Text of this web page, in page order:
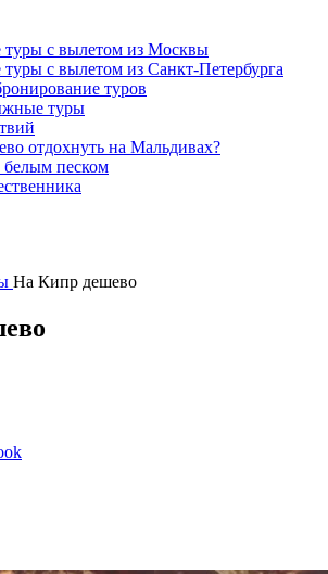
туры с вылетом из Москвы
с вылетом из Санкт-Петербурга
туров
туры
отдохнуть на Мальдивах?
песком
На Кипр дешево